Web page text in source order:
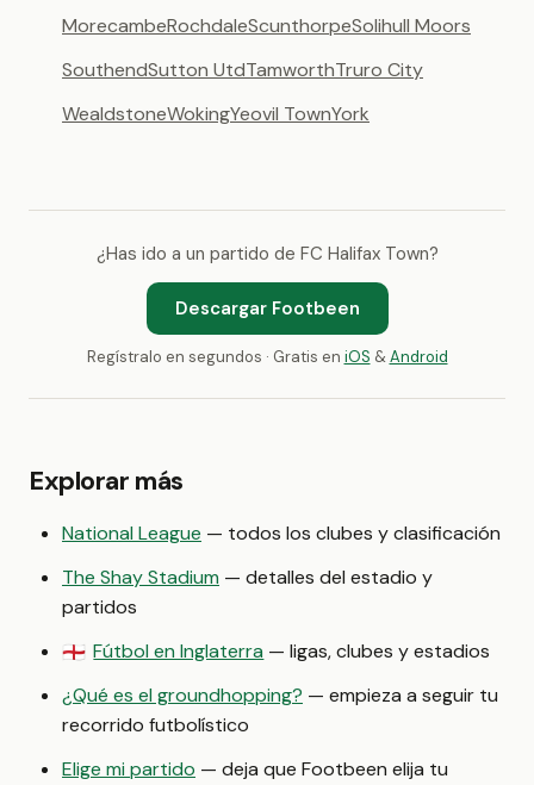
MorecambeRochdaleScunthorpeSolihull Moors
SouthendSutton UtdTamworthTruro City
WealdstoneWokingYeovil TownYork
¿Has ido a un partido de FC Halifax Town?
Descargar Footbeen
Regístralo en segundos · Gratis en iOS &Android
Explorar más
National League — todos los clubes y clasificación
The Shay Stadium — detalles del estadio y
partidos
🏴󠁧󠁢󠁥󠁮󠁧󠁿 Fútbol en Inglaterra — ligas, clubes y estadios
¿Qué es el groundhopping? — empieza a seguir tu
recorrido futbolístico
Elige mi partido — deja que Footbeen elija tu